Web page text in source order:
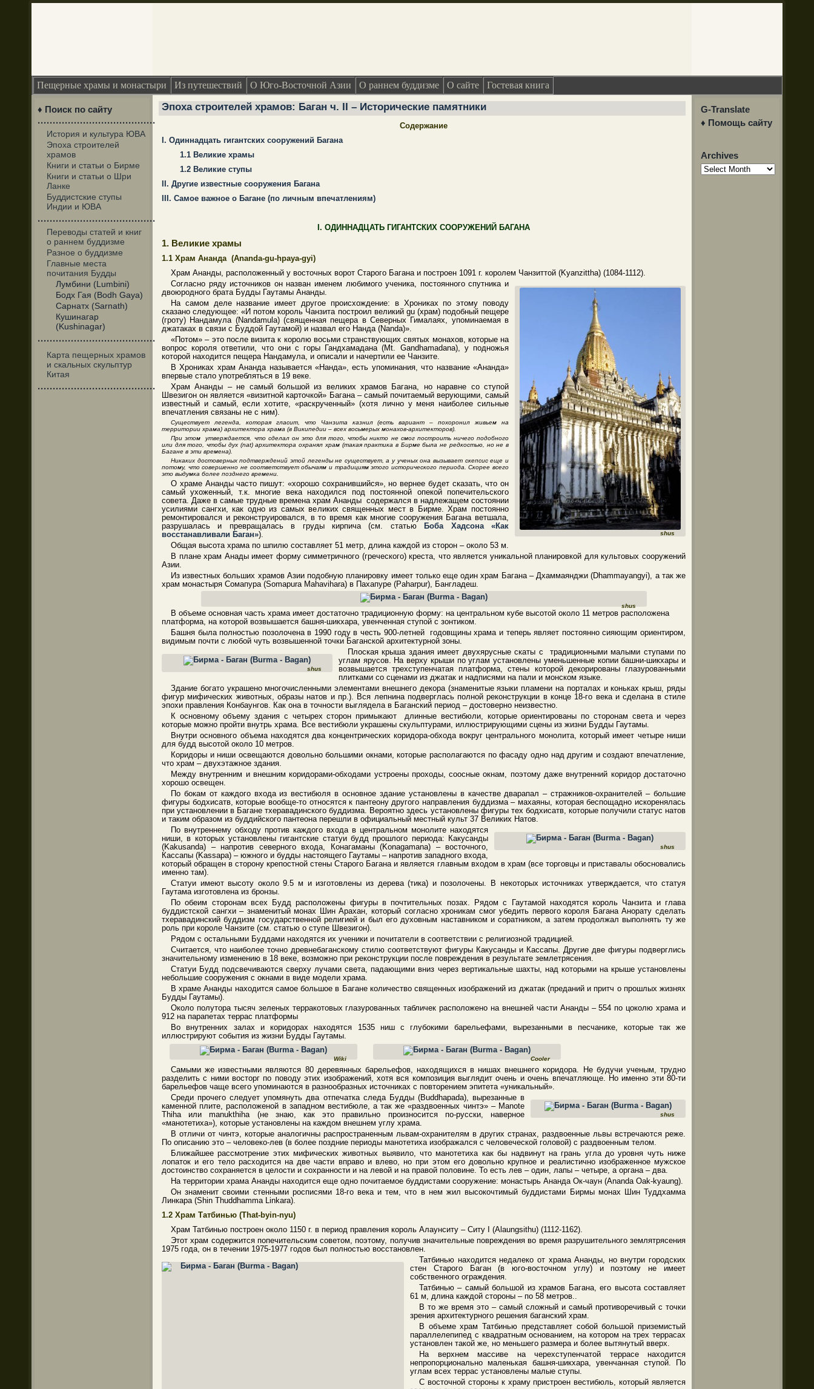
Пещерные храмы и монастыри Из путешествий О Юго-Восточной Азии О раннем буддизме О сайте Гостевая книга
♦ Поиск по сайту
·······································
История и культура ЮВА
Эпоха строителей
храмов
Книги и статьи о Бирме
Книги и статьи о Шри
Ланке
Буддистские ступы
Индии и ЮВА
·······································
Переводы статей и книг
о раннем буддизме
Разное о буддизме
Главные места
почитания Будды
Лумбини (Lumbini)
Бодх Гая (Bodh Gaya)
Сарнатх (Sarnath)
Кушинагар
(Kushinagar)
·······································
Карта пещерных храмов
и скальных скульптур
Китая
·······································
Эпоха строителей храмов: Баган ч. II – Исторические памятники
Содержание
I. Одиннадцать гигантских сооружений Багана
1.1 Великие храмы
1.2 Великие ступы
II. Другие известные сооружения Багана
III. Самое важное о Багане (по личным впечатлениям)
I. ОДИННАДЦАТЬ ГИГАНТСКИХ СООРУЖЕНИЙ БАГАНА
1. Великие храмы
1.1 Храм Ананда (Ananda-gu-hpaya-gyi)
Храм Ананды, расположенный у восточных ворот Старого Багана и построен 1091 г. королем Чанзиттой (Kyanzittha) (1084-1112).
shus
Согласно ряду источников он назван именем любимого ученика, постоянного спутника и
двоюродного брата Будды Гаутамы Ананды.
На самом деле название имеет другое происхождение: в Хрониках по этому поводу
сказано следующее: «И потом король Чанзита построил великий gu (храм) подобный пещере
(гроту) Нандамула (Nandamula) (священная пещера в Северных Гималаях, упоминаемая в
джатаках в связи с Буддой Гаутамой) и назвал его Нанда (Nanda)».
«Потом» – это после визита к королю восьми странствующих святых монахов, которые на
вопрос короля ответили, что они с горы Гандхамадана (Mt. Gandhamadana), у подножья
которой находится пещера Нандамула, и описали и начертили ее Чанзите.
В Хрониках храм Ананда называется «Нанда», есть упоминания, что название «Ананда»
впервые стало употребляться в 19 веке.
Храм Ананды – не самый большой из великих храмов Багана, но наравне со ступой
Швезигон он является «визитной карточкой» Багана – самый почитаемый верующими, самый
известный и самый, если хотите, «раскрученный» (хотя лично у меня наиболее сильные
впечатления связаны не с ним).
Существует легенда, которая гласит, что Чанзита казнил (есть вариант – похоронилживьемна
территории храма) архитектора храма (в Википедии – всех восьмерых монахов-архитекторов).
При этом утверждается, что сделал он этодля того, чтобы никто не смог построить ничего подобного
или для того, чтобы дух (nat) архитектора охранял храм (такая практика в Бирме была не редкостью, но не в
Багане в эти времена).
Никаких достоверных подтверждений этой легенды не существует, а у ученых она вызывает скепсис еще и
потому, что совершенно не соответствует обычаям и традициям этого исторического периода. Скорее всего
это выдумка более позднего времени.
О храме Ананды часто пишут: «хорошо сохранившийся», но вернее будет сказать, что он
самый ухоженный, т.к. многие века находился под постоянной опекой попечительского
совета. Даже в самые трудные времена храм Ананды содержался в надлежащем состоянии
усилиями сангхи, как одно из самых великих священных мест в Бирме. Храм постоянно
ремонтировался и реконструировался, в то время как многие сооружения Багана ветшала,
разрушалась и превращалась в груды кирпича (см. статью
Боба Хадсона «Как
восстанавливали Баган»).
Общая высота храма по шпилю составляет 51 метр, длина каждой из сторон – около 53 м.
В плане храм Анады имеет форму симметричного (греческого) креста, что является уникальной планировкой для культовых сооружений
Азии.
Из известных больших храмов Азии подобную планировку имеет только еще один храм Багана – Дхаммаянджи (Dhammayangyi), а так же
храм монастыря Сомапура (Somapura Mahavihara) в Пахапуре (Paharpur), Бангладеш.
shus
В объеме основная часть храма имеет достаточно традиционную форму: на центральном кубе высотой около 11 метров расположена
платформа, на которой возвышается башня-шикхара, увенченная ступой с зонтиком.
Башня была полностью позолочена в 1990 году в честь 900-летней годовщины храма и теперь являет постоянно сияющим ориентиром,
видимым почти с любой чуть возвышенной точки Баганской архитектурной зоны.
shus
Плоская крыша здания имеет двухярусные скаты с традиционными малыми ступами по
углам ярусов. На верху крыши по углам установлены уменьшенные копии башни-шикхары и
возвышается трехступенчатая платформа, стены которой декорированы глазурованными
плитками со сценами из джатак и надписями на пали и монском языке.
Здание богато украшено многочисленными элементами внешнего декора (знаменитые языки пламени на порталах и коньках крыш, ряды
фигур мифических животных, образы натов и пр.). Вся лепнина подверглась полной реконструкции в конце 18-го века и сделана в стиле
эпохи правления Конбаунгов. Как она в точности выглядела в Баганский период – достоверно неизвестно.
К основному объему здания с четырех сторон примыкают длинные вестибюли, которые ориентированы по сторонам света и через
которые можно пройти внутрь храма. Все вестибюли украшены скульптурами, иллюстрирующими сцены из жизни Будды Гаутамы.
Внутри основного объема находятся два концентрических коридора-обхода вокруг центрального монолита, который имеет четыре ниши
для будд высотой около 10 метров.
Коридоры и ниши освещаются довольно большими окнами, которые располагаются по фасаду одно над другим и создают впечатление,
что храм – двухэтажное здания.
Между внутренним и внешним коридорами-обходами устроены проходы, соосные окнам, поэтому даже внутренний коридор достаточно
хорошо освещен.
По бокам от каждого входа из вестибюля в основное здание установлены в качестве дварапал – стражников-охранителей – большие
фигуры бодхисатв, которые вообще-то относятся к пантеону другого направления буддизма – махаяны, которая беспощадно искоренялась
при установлении в Багане тхеравадинского буддизма. Вероятно здесь установлены фигуры тех бодхисатв, которые получили статус натов
и таким образом из буддийского пантеона перешли в официальный местный культ 37 Великих Натов.
shus
По внутреннему обходу против каждого входа в центральном монолите находятся
ниши, в которых установлены гигантские статуи будд прошлого периода: Какусанды
(Kakusanda) – напротив северного входа, Конагаманы (Konagamana) – восточного,
Кассапы (Kassapa) – южного и будды настоящего Гаутамы – напротив западного входа,
который обращен в сторону крепостной стены Старого Багана и является главным входом в храм (все торговцы и приставалы обосновались
именно там).
Статуи имеют высоту около 9.5 м и изготовлены из дерева (тика) и позолочены. В некоторых источниках утверждается, что статуя
Гаутама изготовлена из бронзы.
По обеим сторонам всех Будд расположены фигуры в почтительных позах. Рядом с Гаутамой находятся король Чанзита и глава
буддистской сангхи – знаменитый монах Шин Арахан, который согласно хроникам смог убедить первого короля Багана Анорату сделать
тхеравадинский буддизм государственной религией и был его духовным наставником и соратником, а затем продолжал выполнять ту же
роль при короле Чанзите (см. статью о ступе Швезигон).
Рядом с остальными Буддами находятся их ученики и почитатели в соответствии с религиозной традицией.
Считается, что наиболее точно древнебаганскому стилю соответствуют фигуры Какусанды и Кассапы. Другие две фигуры подверглись
значительному изменению в 18 веке, возможно при реконструкции после повреждения в результате землетрясения.
Статуи Будд подсвечиваются сверху лучами света, падающими вниз через вертикальные шахты, над которыми на крыше установлены
небольшие сооружения с окнами в виде модели храма.
В храме Ананды находится самое большое в Багане количество священных изображений из джатак (преданий и притч о прошлых жизнях
Будды Гаутамы).
Около полутора тысяч зеленых терракотовых глазурованных табличек расположено на внешней части Ананды – 554 по цоколю храма и
912 на парапетах террас платформы
Во внутренних залах и коридорах находятся 1535 ниш с глубокими барельефами, вырезанными в песчанике, которые так же
иллюстрируют события из жизни Будды Гаутамы.
Wiki Cooler
Самыми же известными являются 80 деревянных барельефов, находящихся в нишах внешнего коридора. Не будучи ученым, трудно
разделить с ними восторг по поводу этих изображений, хотя вся композиция выглядит очень и очень впечатляюще. Но именно эти 80-ти
барельефов чаще всего упоминаются в разнообразных источниках с повторением эпитета «уникальный».
shus
Среди прочего следует упомянуть два отпечатка следа Будды (Buddhapada), вырезанные в
каменной плите, расположеной в западном вестибюле, а так же «раздвоенных чинтэ» – Manote
Thiha или manukthiha (не знаю, как это правильно произносится по-русски, наверное
«манотетиха»), которые установлены на каждом внешнем углу храма.
В отличи от чинтэ, которые аналогичны распространенным львам-охранителям в других странах, раздвоенные львы встречаются реже.
По описанию это – человеко-лев (в более поздние периоды манотетиха изображался с человеческой головой) с раздвоенным телом.
Ближайшее рассмотрение этих мифических животных выявило, что манотетиха как бы надвинут на грань угла до уровня чуть ниже
лопаток и его тело расходится на две части вправо и влево, но при этом его довольно крупное и реалистично изображенное мужское
достоинство сохраняется в целости и сохранности и на левой и на правой половине. То есть лев – один, лапы – четыре, а органа – два.
На территории храма Ананды находится еще одно почитаемое буддистами сооружение: монастырь Ананда Ок-чаун (Ananda Oak-kyaung).
Он знаменит своими стенными росписями 18-го века и тем, что в нем жил высокочтимый буддистами Бирмы монах Шин Туддхамма
Линкара (Shin Thuddhamma Linkara).
1.2 Храм Татбинью (That-byin-nyu)
Храм Татбинью построен около 1150 г. в период правления король Алаунситу – Ситу I (Alaungsithu) (1112-1162).
Этот храм содержится попечительским советом, поэтому, получив значительные повреждения во время разрушительного землятрясения
1975 года, он в течении 1975-1977 годов был полностью восстановлен.
Татбинью находится недалеко от храма Ананды, но внутри городских
стен Старого Баган (в юго-восточном углу) и поэтому не имеет
собственного ограждения.
Татбинью – самый большой из храмов Багана, его высота составляет
61 м, длина каждой стороны – по 58 метров..
В то же время это – самый сложный и самый противоречивый с точки
зрения архитектурного решения баганский храм.
В объеме храм Татбинью представляет собой большой приземистый
параллелепипед с квадратным основанием, на котором на трех террасах
установлен такой же, но меньшего размера и более вытянутый вверх.
На верхнем массиве на черехступенчатой террасе находится
непропорционально маленькая башня-шикхара, увенчанная ступой. По
углам всех террас установлены малые ступы.
С восточной стороны к храму пристроен вестибюль, который является
G-Translate
♦ Помощь сайту
Archives
Archives